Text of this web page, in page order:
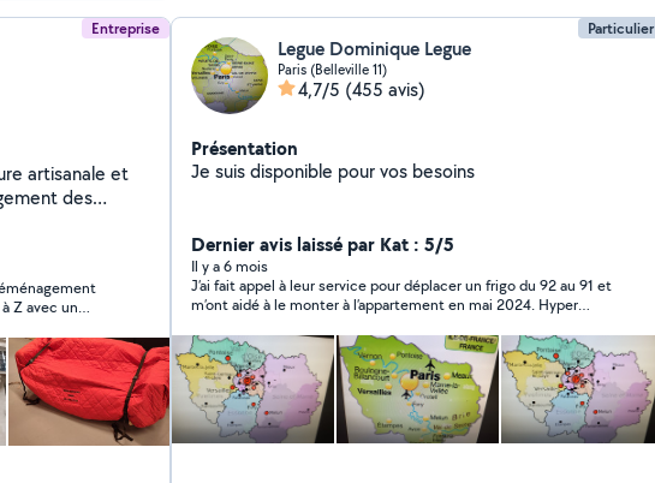
Entreprise
artisanale et
des
de toute
une efficacité
s’est fait
ambiance
rare de
Je n’ai
Particulier
Legue Dominique Legue
Paris (Belleville 11)
4,7/5 (455 avis)
Présentation
Je suis disponible pour vos besoins
Dernier avis laissé par Kat : 5/5
Il y a 6 mois
J’ai fait appel à leur service pour déplacer un frigo du 92 au 91 et
m’ont aidé à le monter à l’appartement en mai 2024. Hyper